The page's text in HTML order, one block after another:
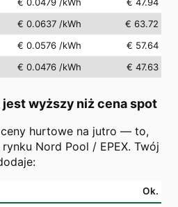
€ 0.0637 /kWh
€ 63.72
€ 0.0576 /kWh
€ 57.64
€ 0.0476 /kWh € 47.63
wyższy niż cena spot
hurtowe na jutro — to,
Nord Pool / EPEX. Twój
Ok.